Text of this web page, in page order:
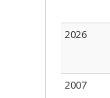
2026
2007